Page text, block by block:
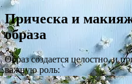
Прическа и
образа
Образ создается целостно, и
важную роль: